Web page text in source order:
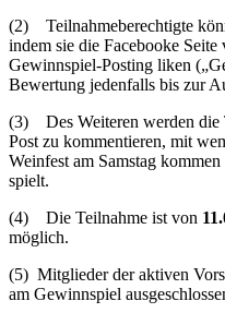
(2) Teilnahmeberechtigte
indem sie die Facebooke
Gewinnspiel-Posting liken
Bewertung jedenfalls bis zur
(3) Des Weiteren werden die
Post zu kommentieren, mit
Weinfest am Samstag
spielt.
(4) Die Teilnahme ist von
möglich.
(5) Mitglieder der aktiven
am Gewinnspiel